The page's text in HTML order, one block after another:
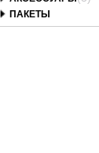
ПАКЕТЫ